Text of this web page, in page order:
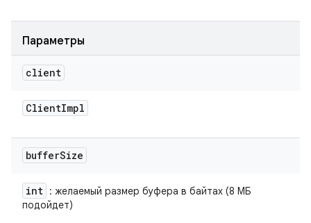
Параметры
client
ClientImpl
bufferSize
int : желаемый размер буфера в байтах (8 МБ
подойдет)